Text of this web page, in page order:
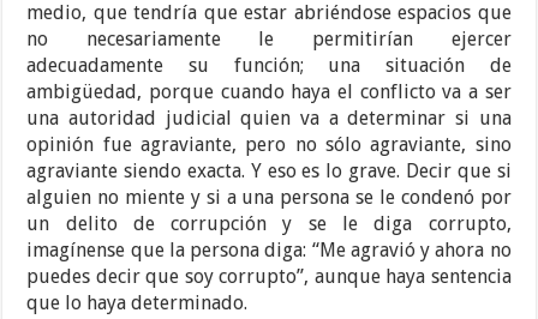
medio, que tendría que estar abriéndose espacios que
no necesariamente le permitirían ejercer
adecuadamente su función; una situación de
ambigüedad, porque cuando haya el conflicto va a ser
una autoridad judicial quien va a determinar si una
opinión fue agraviante, pero no sólo agraviante, sino
agraviante siendo exacta. Y eso es lo grave. Decir que si
alguien no miente y si a una persona se le condenó por
un delito de corrupción y se le diga corrupto,
imagínense que la persona diga: “Me agravió y ahora no
puedes decir que soy corrupto”, aunque haya sentencia
que lo haya determinado.